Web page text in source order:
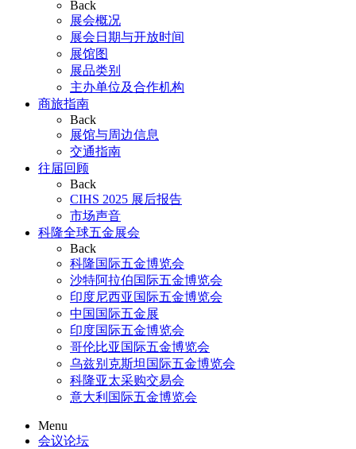
Back
展会概况
展会日期与开放时间
展馆图
展品类别
主办单位及合作机构
商旅指南
Back
展馆与周边信息
交通指南
往届回顾
Back
CIHS 2025 展后报告
市场声音
科隆全球五金展会
Back
科隆国际五金博览会
沙特阿拉伯国际五金博览会
印度尼西亚国际五金博览会
中国国际五金展
印度国际五金博览会
哥伦比亚国际五金博览会
乌兹别克斯坦国际五金博览会
科隆亚太采购交易会
意大利国际五金博览会
Menu
会议论坛